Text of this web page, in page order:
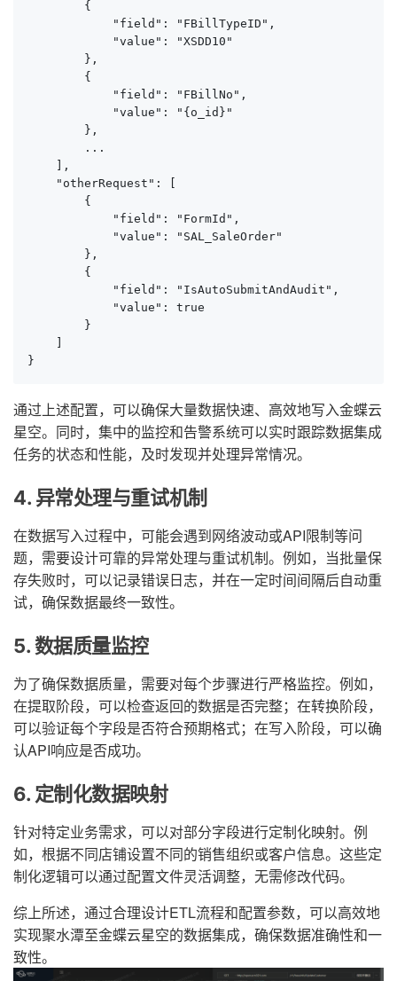
        {
            "field": "FBillTypeID",
            "value": "XSDD10"
        },
        {
            "field": "FBillNo",
            "value": "{o_id}"
        },
        ...
    ],
    "otherRequest": [
        {
            "field": "FormId",
            "value": "SAL_SaleOrder"
        },
        {
            "field": "IsAutoSubmitAndAudit",
            "value": true
        }
    ]
}
通过上述配置，可以确保大量数据快速、高效地写入金蝶云
星空。同时，集中的监控和告警系统可以实时跟踪数据集成
任务的状态和性能，及时发现并处理异常情况。
4. 异常处理与重试机制
在数据写入过程中，可能会遇到网络波动或API限制等问
题，需要设计可靠的异常处理与重试机制。例如，当批量保
存失败时，可以记录错误日志，并在一定时间间隔后自动重
试，确保数据最终一致性。
5. 数据质量监控
为了确保数据质量，需要对每个步骤进行严格监控。例如，
在提取阶段，可以检查返回的数据是否完整；在转换阶段，
可以验证每个字段是否符合预期格式；在写入阶段，可以确
认API响应是否成功。
6. 定制化数据映射
针对特定业务需求，可以对部分字段进行定制化映射。例
如，根据不同店铺设置不同的销售组织或客户信息。这些定
制化逻辑可以通过配置文件灵活调整，无需修改代码。
综上所述，通过合理设计ETL流程和配置参数，可以高效地
实现聚水潭至金蝶云星空的数据集成，确保数据准确性和一
致性。